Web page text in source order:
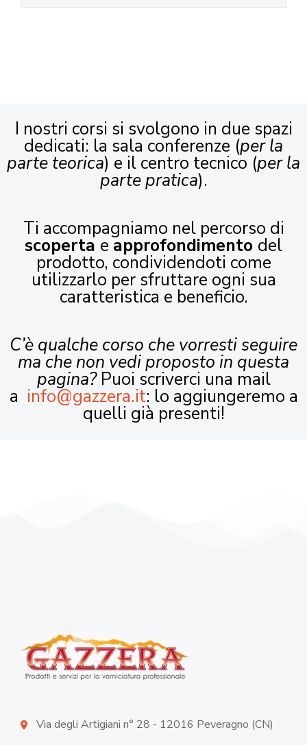
I nostri corsi si svolgono in due spazi
dedicati: la sala conferenze (per la
parte teorica) e il centro tecnico (per la
parte pratica).
Ti accompagniamo nel percorso di
scoperta e approfondimento del
prodotto, condividendoti come
utilizzarlo per sfruttare ogni sua
caratteristica e beneficio.
C’è qualche corso che vorresti seguire
ma che non vedi proposto in questa
pagina?Puoi scriverci una mail
a info@gazzera.it: lo aggiungeremo a
quelli già presenti!
Via degli Artigiani n° 28 - 12016 Peveragno (CN)